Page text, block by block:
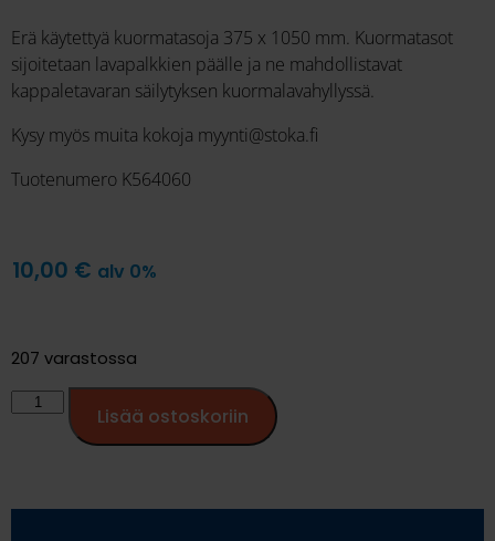
Erä käytettyä kuormatasoja 375 x 1050 mm. Kuormatasot
sijoitetaan lavapalkkien päälle ja ne mahdollistavat
kappaletavaran säilytyksen kuormalavahyllyssä.
Kysy myös muita kokoja myynti@stoka.fi
Tuotenumero K564060
10,00 € alv 0%
207 varastossa
Lisää ostoskoriin